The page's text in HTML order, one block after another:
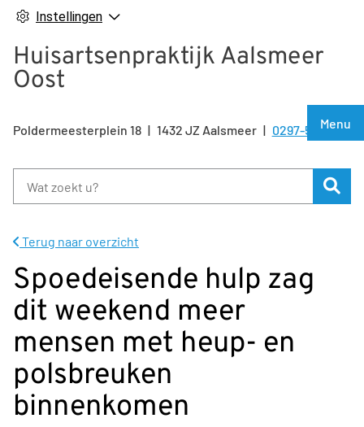
Instellingen
Huisartsenpraktijk Aalsmeer
Oost
Menu
Poldermeesterplein 18 1432 JZ Aalsmeer Tel:
0297-500810
Terug naar overzicht
Spoedeisende hulp zag
dit weekend meer
mensen met heup- en
polsbreuken
binnenkomen